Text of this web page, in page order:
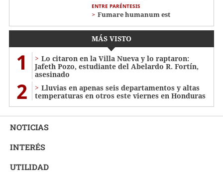
ENTRE PARÉNTESIS
Fumare humanum est
MÁS VISTO
1
Lo citaron en la Villa Nueva y lo raptaron:
Jafeth Pozo, estudiante del Abelardo R. Fortín,
asesinado
2
Lluvias en apenas seis departamentos y altas
temperaturas en otros este viernes en Honduras
NOTICIAS
INTERÉS
UTILIDAD